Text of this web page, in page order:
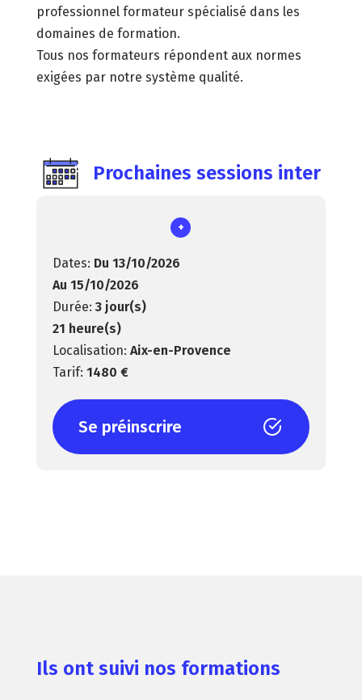
professionnel formateur spécialisé dans les
domaines de formation.
Tous nos formateurs répondent aux normes
exigées par notre système qualité.
Prochaines sessions inter
+
Du 13/10/2026
Au 15/10/2026
3 jour(s)
21 heure(s)
Aix-en-Provence
1480 €
Se préinscrire
Ils ont suivi nos formations